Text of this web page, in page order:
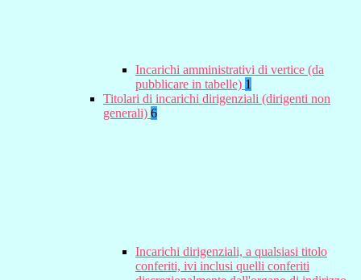
Incarichi amministrativi di vertice (da
pubblicare in tabelle) 1
Titolari di incarichi dirigenziali (dirigenti non
generali) 6
Incarichi dirigenziali, a qualsiasi titolo
conferiti, ivi inclusi quelli conferiti